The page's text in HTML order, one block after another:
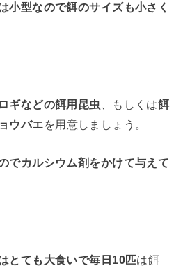
小型なので餌のサイズも小さく
ギなどの餌用昆虫 、もしくは餌
ウバエを用意しましょう。
でカルシウム剤をかけて与えて
とても大食いで毎日10匹は餌